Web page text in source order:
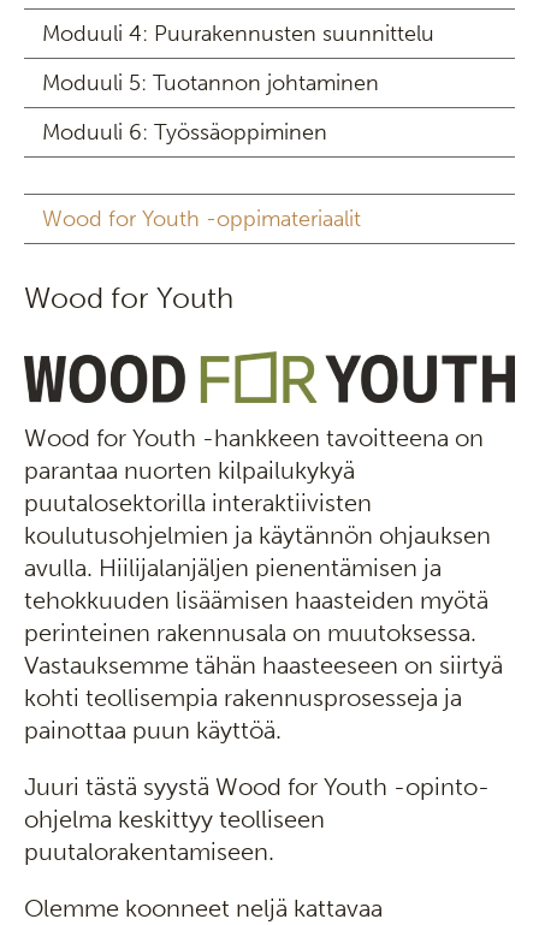
Moduuli 4: Puurakennusten suunnittelu
Moduuli 5: Tuotannon johtaminen
Moduuli 6: Työssäoppiminen
Wood for Youth -oppimateriaalit
Wood for Youth
Wood for Youth -hankkeen tavoitteena on
parantaa nuorten kilpailukykyä
puutalosektorilla interaktiivisten
koulutusohjelmien ja käytännön ohjauksen
avulla. Hiilijalanjäljen pienentämisen ja
tehokkuuden lisäämisen haasteiden myötä
perinteinen rakennusala on muutoksessa.
Vastauksemme tähän haasteeseen on siirtyä
kohti teollisempia rakennusprosesseja ja
painottaa puun käyttöä.
Juuri tästä syystä Wood for Youth -opinto-
ohjelma keskittyy teolliseen
puutalorakentamiseen.
Olemme koonneet neljä kattavaa